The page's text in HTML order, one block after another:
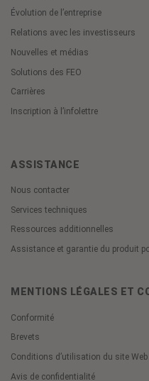
Évolution de l’entreprise
Relations avec les investisseurs
Nouvelles et médias
Solutions des FEO
Carrières
Inscription à l’infolettre
ASSISTANCE
Nous contacter
Services techniques
Ressources additionnelles
Assistance et garantie du produit
MENTIONS LÉGALES ET
Conformité
Brevets
Conditions d’utilisation du site Web
Avis de confidentialité